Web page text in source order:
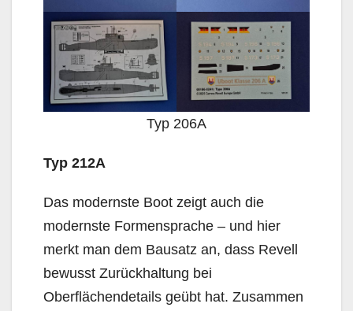
Typ 206A
Typ 212A
Das modernste Boot zeigt auch die
modernste Formensprache – und hier
merkt man dem Bausatz an, dass Revell
bewusst Zurückhaltung bei
Oberflächendetails geübt hat. Zusammen